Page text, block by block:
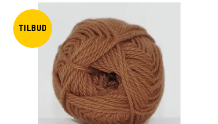
TILBUD